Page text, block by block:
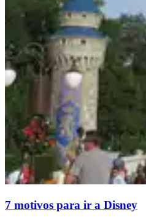
7 motivos para ir a Disney